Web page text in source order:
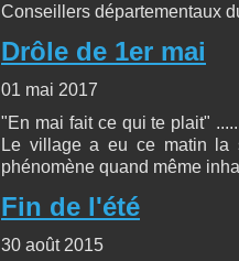
Conseillers départementaux
Drôle de 1er mai
01 mai 2017
"En mai fait ce qui te plait"
Le village a eu ce matin la
phénomène quand même
Fin de l'été
30 août 2015